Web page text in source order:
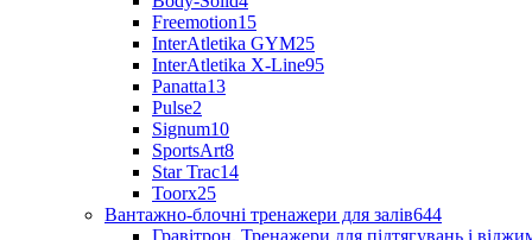
Freemotion15
InterAtletika GYM25
InterAtletika X-Line95
Panatta13
Pulse2
Signum10
SportsArt8
Star Trac14
Toorx25
Вантажно-блочні тренажери для залів644
Гравітрон. Тренажери для підтягувань і